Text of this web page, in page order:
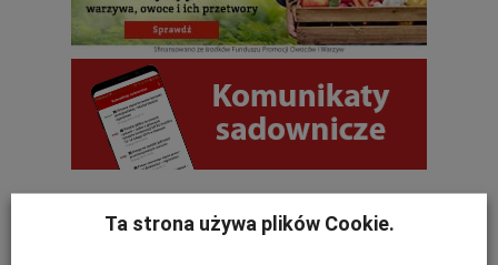
OSTATNIE KOMENTARZE
Ta strona używa plików Cookie.